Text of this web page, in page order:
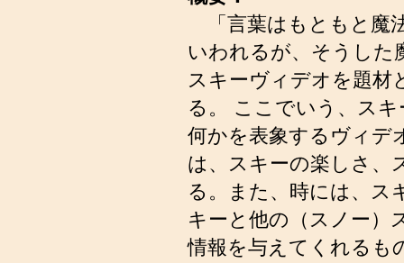
「言葉はもともと魔
いわれるが、そうした
スキーヴィデオを題材
る。 ここでいう、ス
何かを表象するヴィデ
は、スキーの楽しさ、
る。また、時には、ス
キーと他の（スノー）
情報を与えてくれるも